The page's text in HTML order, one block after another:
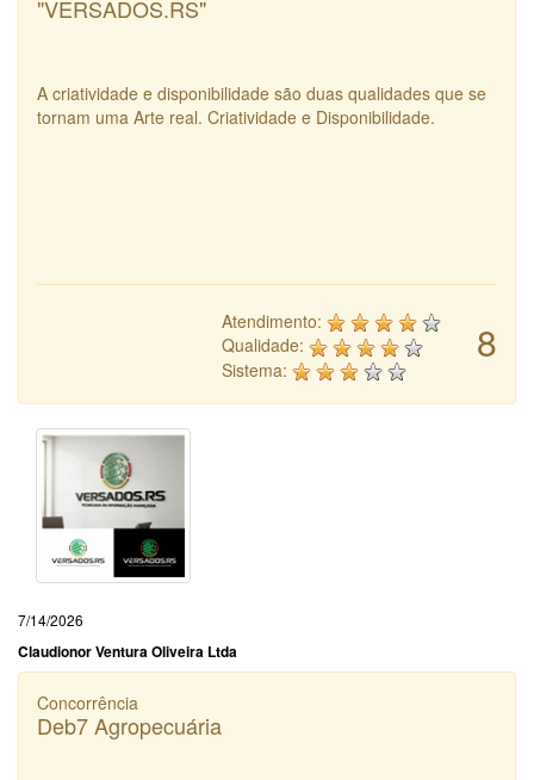
"VERSADOS.RS"
A criatividade e disponibilidade são duas qualidades que se
tornam uma Arte real. Criatividade e Disponibilidade.
8
Atendimento:
Qualidade:
Sistema:
7/14/2026
Claudionor Ventura Oliveira Ltda
Concorrência
Deb7 Agropecuária